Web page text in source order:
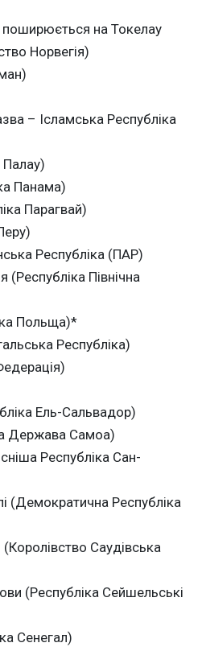
на Токелау
Норвегія)
– Ісламська Республіка
Панама)
Парагвай)
Республіка (ПАР)
Північна
Польща)*
Республіка)
Ель-Сальвадор)
Держава Самоа)
Республіка Сан-
(Демократична Республіка
Саудівська
(Республіка Сейшельські
Сенегал)